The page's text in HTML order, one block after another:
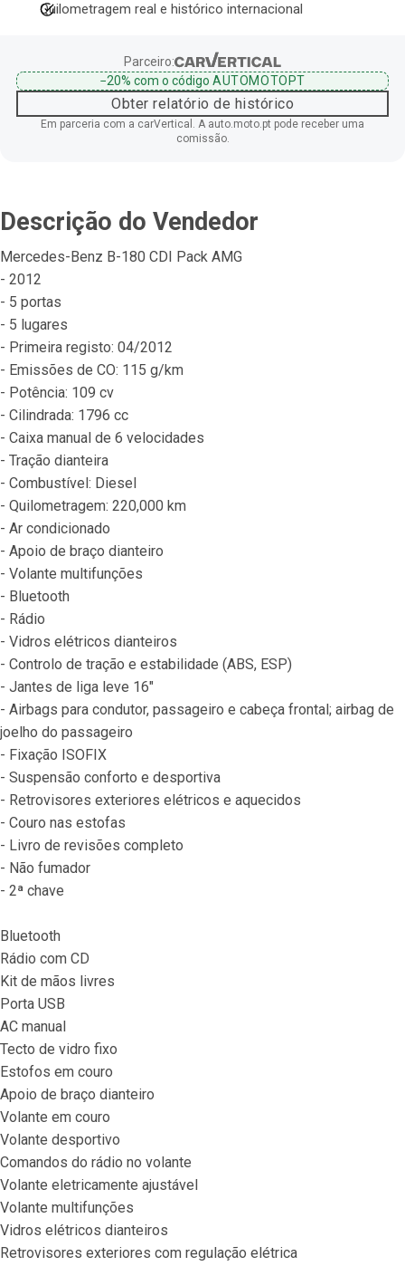
Quilometragem real e histórico internacional
Parceiro:
−20%com o código AUTOMOTOPT
Obter relatório de histórico
Em parceria com a carVertical. A auto.moto.pt pode receber uma
comissão.
Descrição do Vendedor
Mercedes-Benz B-180 CDI Pack AMG
- 2012
- 5 portas
- 5 lugares
- Primeira registo: 04/2012
- Emissões de CO: 115 g/km
- Potência: 109 cv
- Cilindrada: 1796 cc
- Caixa manual de 6 velocidades
- Tração dianteira
- Combustível: Diesel
- Quilometragem: 220,000 km
- Ar condicionado
- Apoio de braço dianteiro
- Volante multifunções
- Bluetooth
- Rádio
- Vidros elétricos dianteiros
- Controlo de tração e estabilidade (ABS, ESP)
- Jantes de liga leve 16"
- Airbags para condutor, passageiro e cabeça frontal; airbag de
joelho do passageiro
- Fixação ISOFIX
- Suspensão conforto e desportiva
- Retrovisores exteriores elétricos e aquecidos
- Couro nas estofas
- Livro de revisões completo
- Não fumador
- 2ª chave
Bluetooth
Rádio com CD
Kit de mãos livres
Porta USB
AC manual
Tecto de vidro fixo
Estofos em couro
Apoio de braço dianteiro
Volante em couro
Volante desportivo
Comandos do rádio no volante
Volante eletricamente ajustável
Volante multifunções
Vidros elétricos dianteiros
Retrovisores exteriores com regulação elétrica